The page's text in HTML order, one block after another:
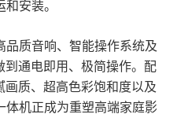
安装。
品质音响、智能操作系统及
通电即用、极简操作。配
质、超高色彩饱和度以及
体机正成为重塑高端家庭影